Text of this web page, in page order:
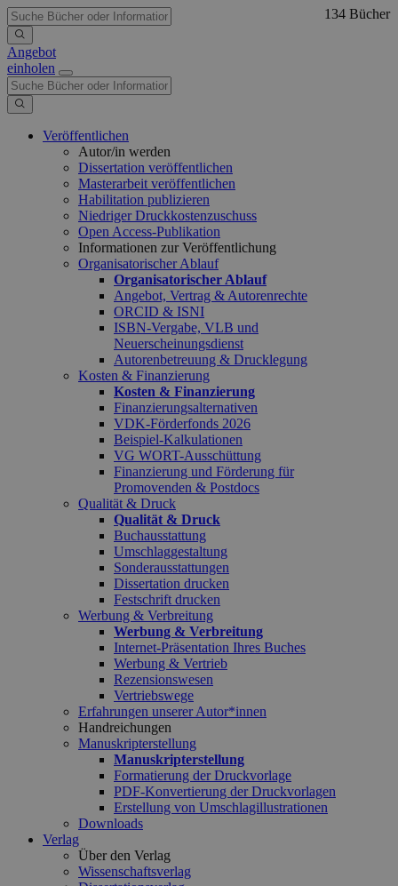
Angebot
einholen
Veröffentlichen
Autor/in werden
Dissertation veröffentlichen
Masterarbeit veröffentlichen
Habilitation publizieren
Niedriger Druckkostenzuschuss
Open Access-Publikation
Informationen zur Veröffentlichung
Organisatorischer Ablauf
Organisatorischer Ablauf
Angebot, Vertrag & Autorenrechte
ORCID & ISNI
ISBN-Vergabe, VLB und
Neuerscheinungsdienst
Autorenbetreuung & Drucklegung
Kosten & Finanzierung
Kosten & Finanzierung
Finanzierungsalternativen
VDK-Förderfonds 2026
Beispiel-Kalkulationen
VG WORT-Ausschüttung
Finanzierung und Förderung für
Promovenden & Postdocs
Qualität & Druck
Qualität & Druck
Buchausstattung
Umschlaggestaltung
Sonderausstattungen
Dissertation drucken
Festschrift drucken
Werbung & Verbreitung
Werbung & Verbreitung
Internet-Präsentation Ihres Buches
Werbung & Vertrieb
Rezensionswesen
Vertriebswege
Erfahrungen unserer Autor*innen
Handreichungen
Manuskripterstellung
Manuskripterstellung
Formatierung der Druckvorlage
PDF-Konvertierung der Druckvorlagen
Erstellung von Umschlagillustrationen
Downloads
Verlag
Über den Verlag
Wissenschaftsverlag
134 Bücher